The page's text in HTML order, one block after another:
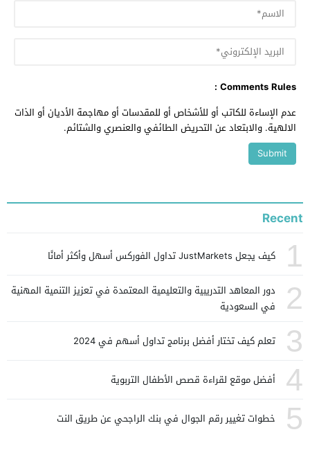
Comments Rules :
عدم الإساءة للكاتب أو للأشخاص أو للمقدسات أو مهاجمة الأديان أو الذات
الالهية. والابتعاد عن التحريض الطائفي والعنصري والشتائم.
Recent
1 كيف يجعل JustMarkets تداول الفوركس أسهل وأكثر أمانًا
2
دور المعاهد التدريبية والتعليمية المعتمدة في تعزيز التنمية المهنية
في السعودية
3 تعلم كيف تختار أفضل برنامج تداول أسهم في 2024
4 أفضل موقع لقراءة قصص الأطفال التربوية
5 خطوات تغيير رقم الجوال في بنك الراجحي عن طريق النت